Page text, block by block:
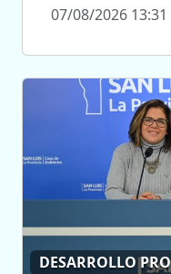
07/08/2026 13:31
DESARROLLO